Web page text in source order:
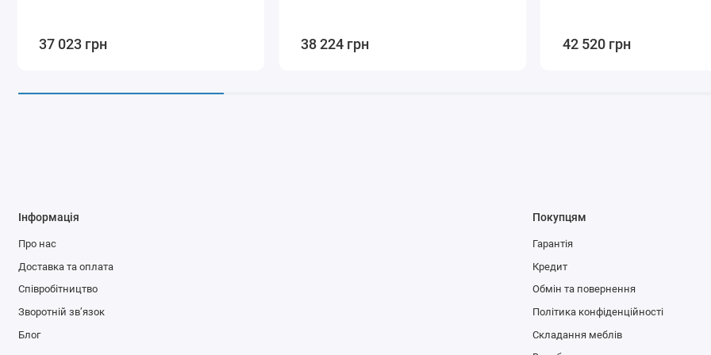
37 023 грн 38 224 грн 42 520 грн
Інформація
Про нас
Доставка та оплата
Співробітництво
Зворотній зв’язок
Блог
Покупцям
Гарантія
Кредит
Обмін та повернення
Політика конфіденційності
Складання меблів